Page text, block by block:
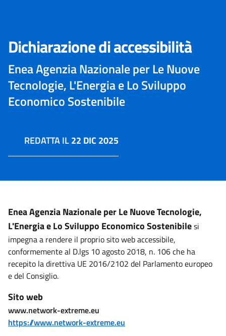
Dichiarazione di accessibilità
Enea Agenzia Nazionale per Le Nuove
Tecnologie, L'Energia e Lo Sviluppo
Economico Sostenibile
REDATTA IL22 DIC 2025
Enea Agenzia Nazionale per Le Nuove Tecnologie,
L'Energia e Lo Sviluppo Economico Sostenibilesi
impegna a rendere il proprio sito web accessibile,
conformemente al D.lgs 10 agosto 2018, n. 106 che ha
recepito la direttiva UE 2016/2102 del Parlamento europeo
e del Consiglio.
Sito web
www.network-extreme.eu
https://www.network-extreme.eu